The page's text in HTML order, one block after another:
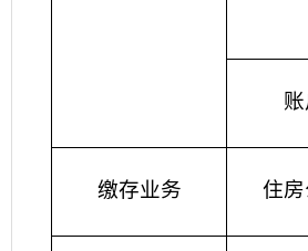
缴存业务 住